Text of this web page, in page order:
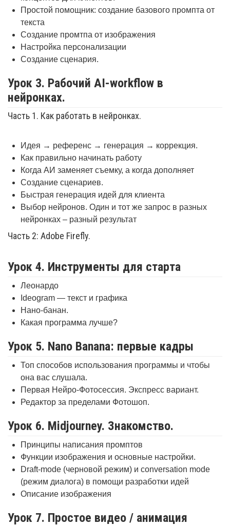
Простой помощник: создание базового промпта от
текста
Создание промтпа от изображения
Настройка персонализации
Создание сценария.
Урок 3. Рабочий AI-workflow в
нейронках.
Часть 1. Как работать в нейронках.
Идея → референс → генерация → коррекция.
Как правильно начинать работу
Когда АИ заменяет съемку, а когда дополняет
Создание сценариев.
Быстрая генерация идей для клиента
Выбор нейронов. Один и тот же запрос в разных
нейронках – разный результат
Часть 2: Adobe Firefly.
Урок 4. Инструменты для старта
Леонардо
Ideogram — текст и графика
Нано-банан.
Какая программа лучше?
Урок 5. Nano Banana: первые кадры
Топ способов использования программы и чтобы
она вас слушала.
Первая Нейро-Фотосессия. Экспресс вариант.
Редактор за пределами Фотошоп.
Урок 6. Midjourney. Знакомство.
Принципы написания промптов
Функции изображения и основные настройки.
Draft-mode (черновой режим) и conversation mode
(режим диалога) в помощи разработки идей
Описание изображения
Урок 7. Простое видео / анимация